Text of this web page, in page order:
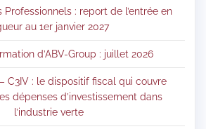
Professionnels : report de l’entrée en
au 1er janvier 2027
d’ABV-Group : juillet 2026
C3IV : le dispositif fiscal qui couvre
dépenses d’investissement dans
l’industrie verte